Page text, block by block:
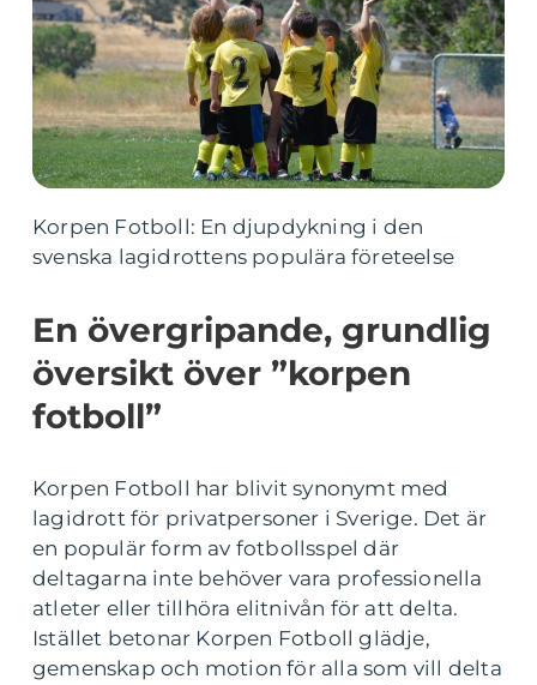
Korpen Fotboll: En djupdykning i den
svenska lagidrottens populära företeelse
En övergripande, grundlig
översikt över ”korpen
fotboll”
Korpen Fotboll har blivit synonymt med
lagidrott för privatpersoner i Sverige. Det är
en populär form av fotbollsspel där
deltagarna inte behöver vara professionella
atleter eller tillhöra elitnivån för att delta.
Istället betonar Korpen Fotboll glädje,
gemenskap och motion för alla som vill delta